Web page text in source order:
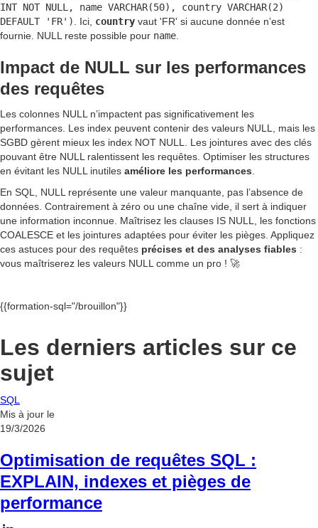
INT NOT NULL, name VARCHAR(50), country VARCHAR(2)
DEFAULT 'FR')
. Ici, country vaut 'FR' si aucune donnée n’est
fournie. NULL reste possible pour name
Impact de NULL sur les performances
des requêtes
Les colonnes NULL n’impactent pas significativement les
performances. Les index peuvent contenir des valeurs NULL, mais les
SGBD gèrent mieux les index NOT NULL. Les jointures avec des clés
pouvant être NULL ralentissent les requêtes. Optimiser les structures
en évitant les NULL inutiles améliore les performances
En SQL, NULL représente une valeur manquante, pas l’absence de
données. Contrairement à zéro ou une chaîne vide, il sert à indiquer
une information inconnue. Maîtrisez les clauses IS NULL, les fonctions
COALESCE et les jointures adaptées pour éviter les pièges. Appliquez
ces astuces pour des requêtes précises et des analyses fiables :
vous maîtriserez les valeurs NULL comme un pro ! 🚀
{{formation-sql="/brouillon"}}
Les derniers articles sur ce
sujet
SQL
Mis à jour le
19/3/2026
Optimisation de requêtes SQL :
EXPLAIN, indexes et pièges de
performance